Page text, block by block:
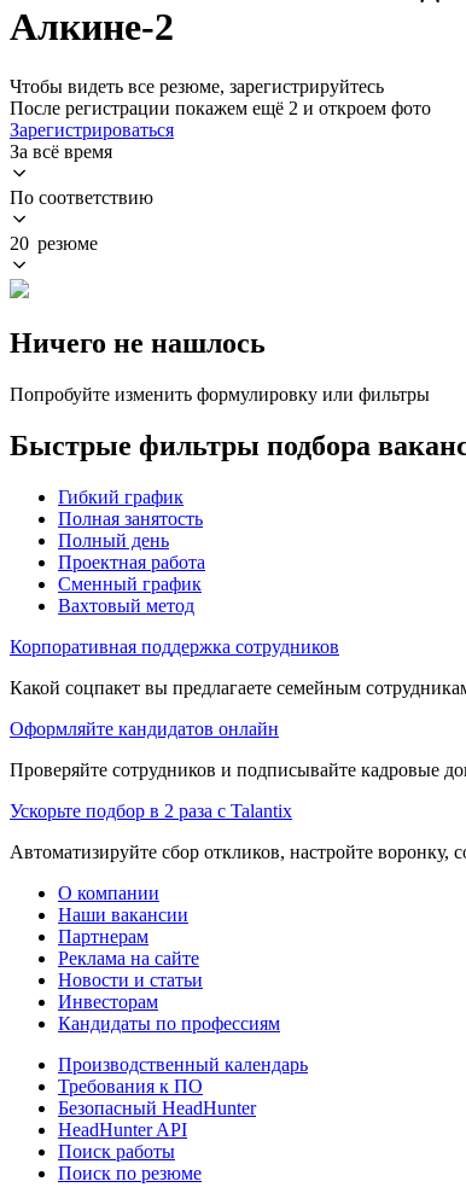
Алкине-2
Чтобы видеть все резюме, зарегистрируйтесь
После регистрации покажем ещё 2 и откроем фото
Зарегистрироваться
За всё время
По соответствию
20 резюме
Ничего не нашлось
Попробуйте изменить формулировку или фильтры
Быстрые фильтры подбора
Гибкий график
Полная занятость
Полный день
Проектная работа
Сменный график
Вахтовый метод
Корпоративная поддержка сотрудников
Какой соцпакет вы предлагаете семейным
Оформляйте кандидатов онлайн
Проверяйте сотрудников и подписывайте кадровые
Ускорьте подбор в 2 раза с Talantix
Автоматизируйте сбор откликов, настройте воронку,
О компании
Наши вакансии
Партнерам
Реклама на сайте
Новости и статьи
Инвесторам
Кандидаты по профессиям
Производственный календарь
Требования к ПО
Безопасный HeadHunter
HeadHunter API
Поиск работы
Поиск по резюме